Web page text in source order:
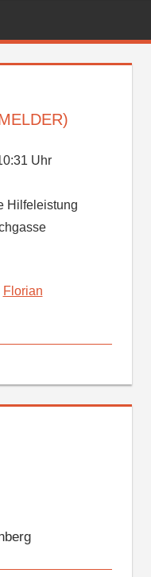
Uhr
Hilfeleistung
Florian